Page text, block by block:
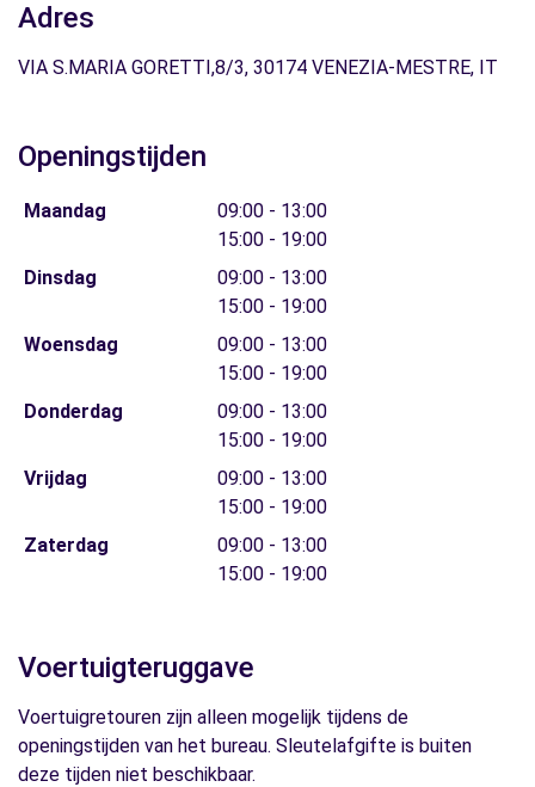
Adres
VIA S.MARIA GORETTI,8/3, 30174 VENEZIA-MESTRE, IT
Openingstijden
Maandag
09:00 - 13:00
15:00 - 19:00
Dinsdag
09:00 - 13:00
15:00 - 19:00
Woensdag
09:00 - 13:00
15:00 - 19:00
Donderdag
09:00 - 13:00
15:00 - 19:00
Vrijdag
09:00 - 13:00
15:00 - 19:00
Zaterdag
09:00 - 13:00
15:00 - 19:00
Voertuigteruggave
Voertuigretouren zijn alleen mogelijk tijdens de
openingstijden van het bureau. Sleutelafgifte is buiten
deze tijden niet beschikbaar.